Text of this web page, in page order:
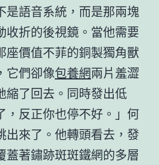
是語音系統，而是那兩塊
收折的後視鏡。當他需要
座價值不菲的銅製獨角獸
它們卻像包養網兩片羞澀
縮了回去。同時發出低
，反正你也停不好。」何
出來了。他轉頭看去，發
蓋著鏽跡斑斑鐵網的多層